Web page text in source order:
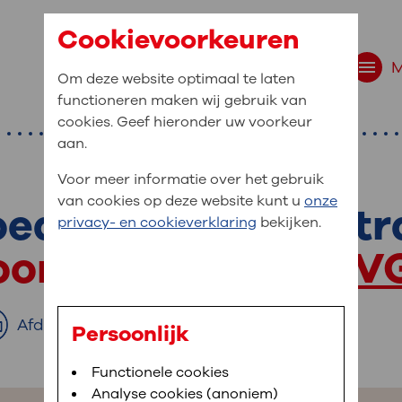
navigatie
bent u naar op
Bloedafname,MijnOLVG,Digitalisering
medische gegevens
In MijnOLVG kunt u uw medische
het u uitkomt. OLVG breidt MijnOLVG
terecht bij
Afdrukken
Cookievoorkeuren
Om deze website optimaal te laten
functioneren maken wij gebruik van
cookies. Geef hieronder uw voorkeur
aan.
Voor meer informatie over het gebruik
van cookies op deze website kunt u onze
privacy- en cookieverklaring bekijken.
Persoonlijk
Functionele cookies
Analyse cookies (anoniem)